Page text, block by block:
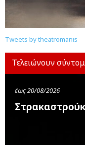
Tweets by theatromanis
Τελειώνουν
έως 20/08/2026